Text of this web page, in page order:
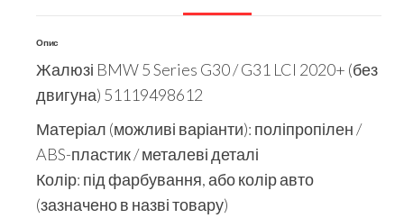
Опис
Жалюзі BMW 5 Series G30 / G31 LCI 2020+ (без
двигуна) 51119498612
Матеріал (можливі варіанти): поліпропілен /
ABS-пластик / металеві деталі
Колір: під фарбування, або колір авто
(зазначено в назві товару)